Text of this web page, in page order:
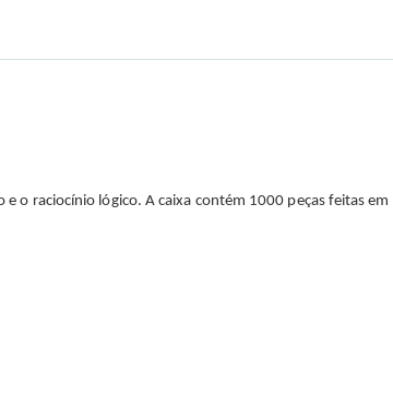
o raciocínio lógico. A caixa contém 1000 peças feitas